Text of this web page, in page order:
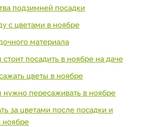
подзимней посадки
с цветами в ноябре
материала
посадить в ноябре на даче
цветы в ноябре
нужно пересаживать в ноябре
за цветами после посадки и
ноябре